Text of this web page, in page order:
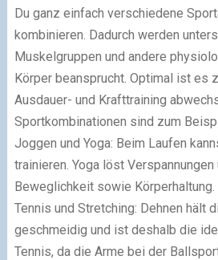
Du ganz einfach verschiedene
kombinieren. Dadurch werden
Muskelgruppen und andere
Körper beansprucht. Optimal ist es
Ausdauer- und Krafttraining
Sportkombinationen sind zum
Joggen und Yoga: Beim Laufen
trainieren. Yoga löst
Beweglichkeit sowie Körperhaltung.
Tennis und Stretching: Dehnen hält
geschmeidig und ist deshalb die
Tennis, da die Arme bei der